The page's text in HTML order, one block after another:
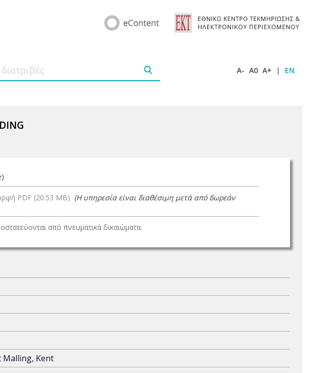
A- A0 A+ | EN
PDF (20.53 MB) (Η υπηρεσία είναι διαθέσιμη μετά από δωρεάν
από πνευματικά δικαιώματα.
Malling, Kent